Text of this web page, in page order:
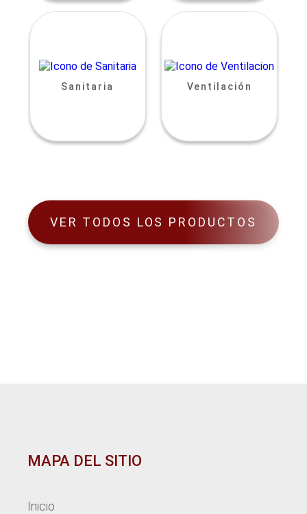
Sanitaria Ventilación
VER TODOS LOS PRODUCTOS
MAPA DEL SITIO
Inicio